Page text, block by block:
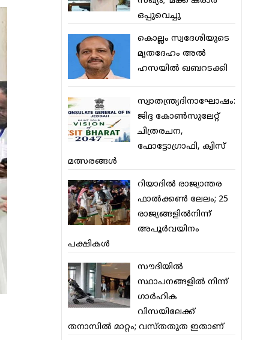
ഒപ്പുവെച്ചു
കൊല്ലം സ്വദേശിയുടെ
മൃതദേഹം അല്‍
ഹസയില്‍ ഖബറടക്കി
സ്വാതന്ത്ര്യദിനാഘോഷം:
ജിദ്ദ കോണ്‍സുലേറ്റ്
ചിത്രരചന,
ഫോട്ടോഗ്രാഫി, ക്വിസ്
മത്സരങ്ങള്‍
റിയാദില്‍ രാജ്യാന്തര
ഫാല്‍ക്കണ്‍ ലേലം; 25
രാജ്യങ്ങളില്‍നിന്ന്
അപൂര്‍വയിനം
പക്ഷികള്‍
സൗദിയില്‍
സ്ഥാപനങ്ങളില്‍ നിന്ന്
ഗാര്‍ഹിക
വിസയിലേക്ക്
തനാസില്‍ മാറ്റം; വസ്തതുത ഇതാണ്